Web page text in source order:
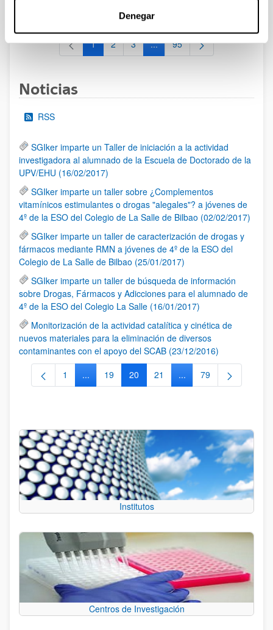
Denegar
Página
1 Página
2 Página
3 ...Páginas intermedias Use TAB
Página
95
Noticias
RSS
SGIker imparte un Taller de iniciación a la actividad
investigadora al alumnado de la Escuela de Doctorado de la
UPV/EHU (16/02/2017)
SGIker imparte un taller sobre ¿Complementos
vitamínicos estimulantes o drogas "alegales"? a jóvenes de
4º de la ESO del Colegio de La Salle de Bilbao (02/02/2017)
SGIker imparte un taller de caracterización de drogas y
fármacos mediante RMN a jóvenes de 4º de la ESO del
Colegio de La Salle de Bilbao (25/01/2017)
SGIker imparte un taller de búsqueda de información
sobre Drogas, Fármacos y Adicciones para el alumnado de
4º de la ESO del Colegio La Salle (16/01/2017)
Monitorización de la actividad catalítica y cinética de
nuevos materiales para la eliminación de diversos
contaminantes con el apoyo del SCAB (23/12/2016)
Página
1 ...Páginas intermedias Use TAB para desplazarse.
Página
19 Página
20 Página
21 ...Páginas intermedias
Página
79
Institutos
Centros de Investigación